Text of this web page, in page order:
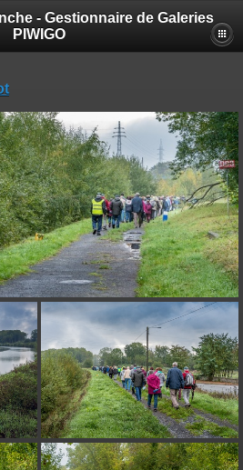
- Gestionnaire de Galeries
PIWIGO